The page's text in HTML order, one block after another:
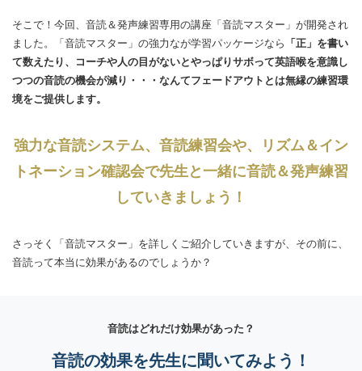
そこで！今回、音読＆発声練習専用の講座「音読マスター」が開発され
ました。「音読マスター」の強力なが学習パッケージなら 「正」を書い
て数えたり、コーチや人の目がないとやっぱりサボって英語喉を意識し
つつの音読の機会が減り・・・なんてフェードアウトとは無縁の練習環
境をご提供します。
強力な音読システム、音読練習会や、リズム＆イン
トネーション確認会で先生と一緒に音読＆発声練習
していきましょう！
さっそく「音読マスター」を詳しくご紹介していきますが、その前に、
音読って本当に効果があるのでしょうか？
音読はどれだけ効果があった？
音読の効果を先生に聞いてみよう！